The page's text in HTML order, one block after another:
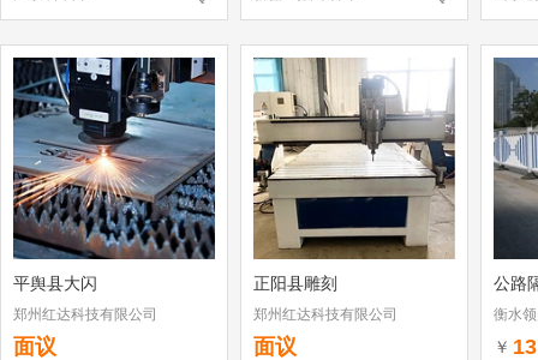
平舆县大闪
郑州红达科技有限公司
面议
正阳县雕刻
郑州红达科技有限公司
面议
公路
衡水
￥